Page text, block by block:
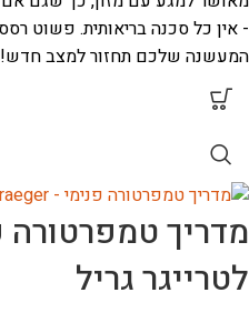
- אין כל סכנה בריאותית. פשוט
המעשנה שלכם תחזור למצב חדש!
מדריך טמפרטורה
לטרייגר גריל